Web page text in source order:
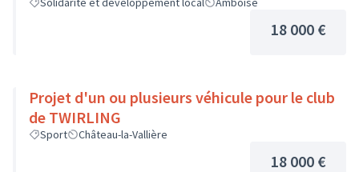
Pays Loire-Touraine.
18 000 €
Projet d'un ou plusieurs véhicule pour le club
de TWIRLING
Sport Château-la-Vallière
18 000 €